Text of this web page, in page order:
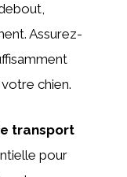
Assurez-
chien.
transport
pour